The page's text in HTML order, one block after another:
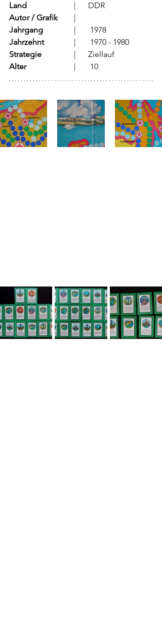
Land
			  |      DDR
Autor / Grafik
Jahrgang
		  |	1978
Jahrzehnt
		  |	1970 - 1980
Strategie
		  |      Ziellauf
Alter
			  |	10